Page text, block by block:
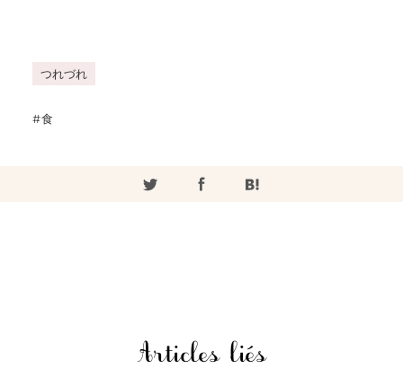
つれづれ
食
Articles liés